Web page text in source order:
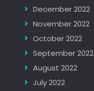
December 2022
November 2022
October 2022
September 2022
August 2022
July 2022